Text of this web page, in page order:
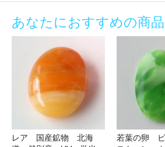
あなたにおすすめの商品
レア 国産鉱物 北海
若葉の卵 ビ